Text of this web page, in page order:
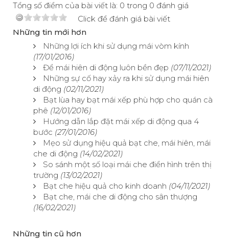
Tổng số điểm của bài viết là: 0 trong 0 đánh giá
Click để đánh giá bài viết
Những tin mới hơn
Những lợi ích khi sử dụng mái vòm kính
(17/01/2016)
Để mái hiên di động luôn bền đẹp (07/11/2021)
Những sự cố hay xảy ra khi sử dụng mái hiên
di động (02/11/2021)
Bạt lùa hay bạt mái xếp phù hợp cho quán cà
phê (12/01/2016)
Hướng dẫn lắp đặt mái xếp di động qua 4
bước (27/01/2016)
Mẹo sử dụng hiệu quả bạt che, mái hiên, mái
che di động (14/02/2021)
So sánh một số loại mái che điển hình trên thị
trường (13/02/2021)
Bạt che hiệu quả cho kinh doanh (04/11/2021)
Bạt che, mái che di động cho sân thượng
(16/02/2021)
Những tin cũ hơn